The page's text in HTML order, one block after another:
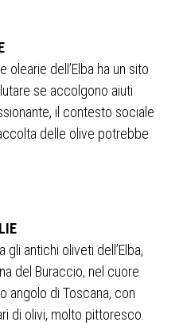
dell’Elba ha un sito
se accolgono aiuti
il contesto sociale
delle olive potrebbe
antichi oliveti dell’Elba,
del Buraccio, nel cuore
angolo di Toscana, con
di olivi, molto pittoresco.